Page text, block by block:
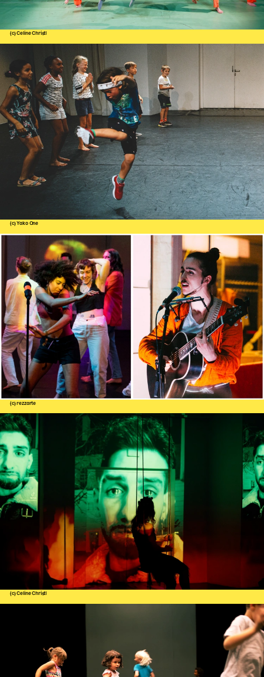
(c) Celine Christl
(c) Yako One
(c) rezzarte
(c) Celine Christl